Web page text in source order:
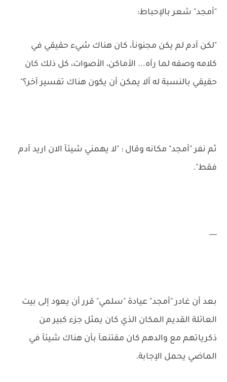
"أمجد" شعر بالإحباط:
"لكن آدم لم يكن مجنونآ، كان هناك شيء حقيقي في
كلامه وصفه لما رآه... الأماكن، الأصوات، كل ذلك كان
حقيقي بالنسبة له ألا يمكن أن يكون هناك تفسير آخر؟"
ثم نفر "أمجد" مكانه وقال : "لا يهمني شيئآ الان اريد آدم
فقط".
---
بعد أن غادر "أمجد" عيادة "سلمي" قرر أن يعود إلى بيت
العائلة القديم المكان الذي كان يمثل جزء كبير من
ذكرياتهم مع والدهم كان مقتنعآ بأن هناك شيئآ في
الماضي يحمل الإجابة.